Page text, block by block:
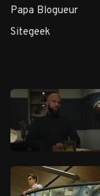
Papa Blogueur
Sitegeek